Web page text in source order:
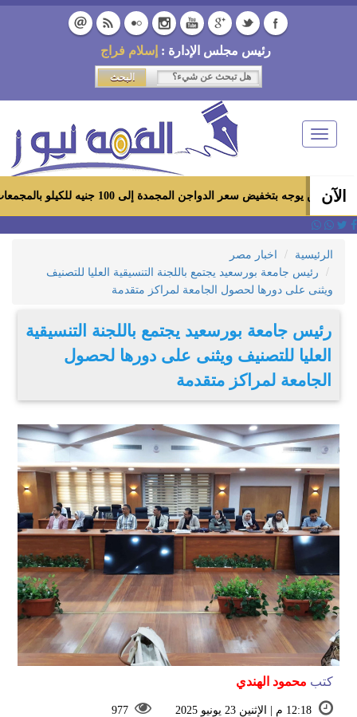
رئيس مجلس الإدارة : إسلام فراج
Toggle
navigation
الآن
سعر الدواجن المجمدة إلى 100 جنيه للكيلو بالمجمعات الاستهلاكية ومعارض «أهلاً رمضان»
الرئيسية
اخبار مصر
رئيس جامعة بورسعيد يجتمع باللجنة التنسيقية العليا للتصنيف
ويثنى على دورها لحصول الجامعة لمراكز متقدمة
رئيس جامعة بورسعيد يجتمع باللجنة التنسيقية
العليا للتصنيف ويثنى على دورها لحصول
الجامعة لمراكز متقدمة
كتب محمود الهندي
12:18 م | الإثنين 23 يونيو 2025 977